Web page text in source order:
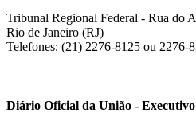
Tribunal Regional Federal - Rua do
Rio de Janeiro (RJ)
Telefones: (21) 2276-8125 ou 2276-
Diário Oficial da União -